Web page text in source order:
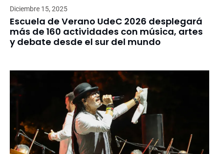
Diciembre 15, 2025
Escuela de Verano UdeC 2026 desplegará
más de 160 actividades con música, artes
y debate desde el sur del mundo